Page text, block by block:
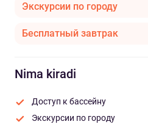
Экскурсии по городу
Бесплатный завтрак
Nima kiradi
Доступ к бассейну
Экскурсии по городу